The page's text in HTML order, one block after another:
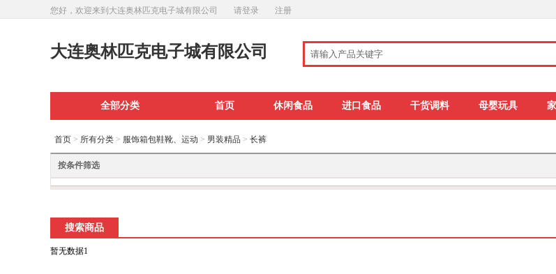
您好，欢迎来到大连奥林匹克电子城有限公司 请登录 注册
大连奥林匹克电子城有限公司
全部分类 首页 休闲食品 进口食品 干货调料 母婴玩具
首页 > 所有分类 > 服饰箱包鞋靴、运动 > 男装精品 > 长裤
按条件筛选
搜索商品
暂无数据1